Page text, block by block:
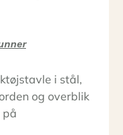
i stål,
og overblik
på